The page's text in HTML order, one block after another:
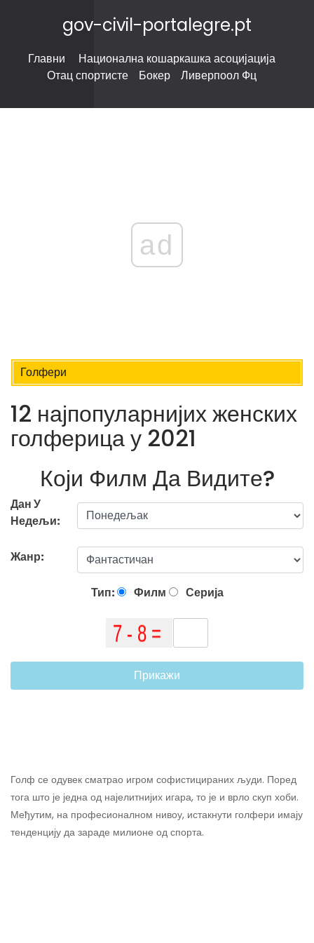
gov-civil-portalegre.pt
Главни
Национална кошаркашка асоцијација
Отац спортисте
Бокер Ливерпоол Фц
ad
Голфери
12 најпопуларнијих женских
голферица у 2021
Који Филм Да Видите?
Дан У
Недељи:
Жанр:
Тип: Филм Серија
Прикажи
Голф се одувек сматрао игром софистицираних људи. Поред
тога што је једна од најелитнијих игара, то је и врло скуп хоби.
Међутим, на професионалном нивоу, истакнути голфери имају
тенденцију да зараде милионе од спорта.